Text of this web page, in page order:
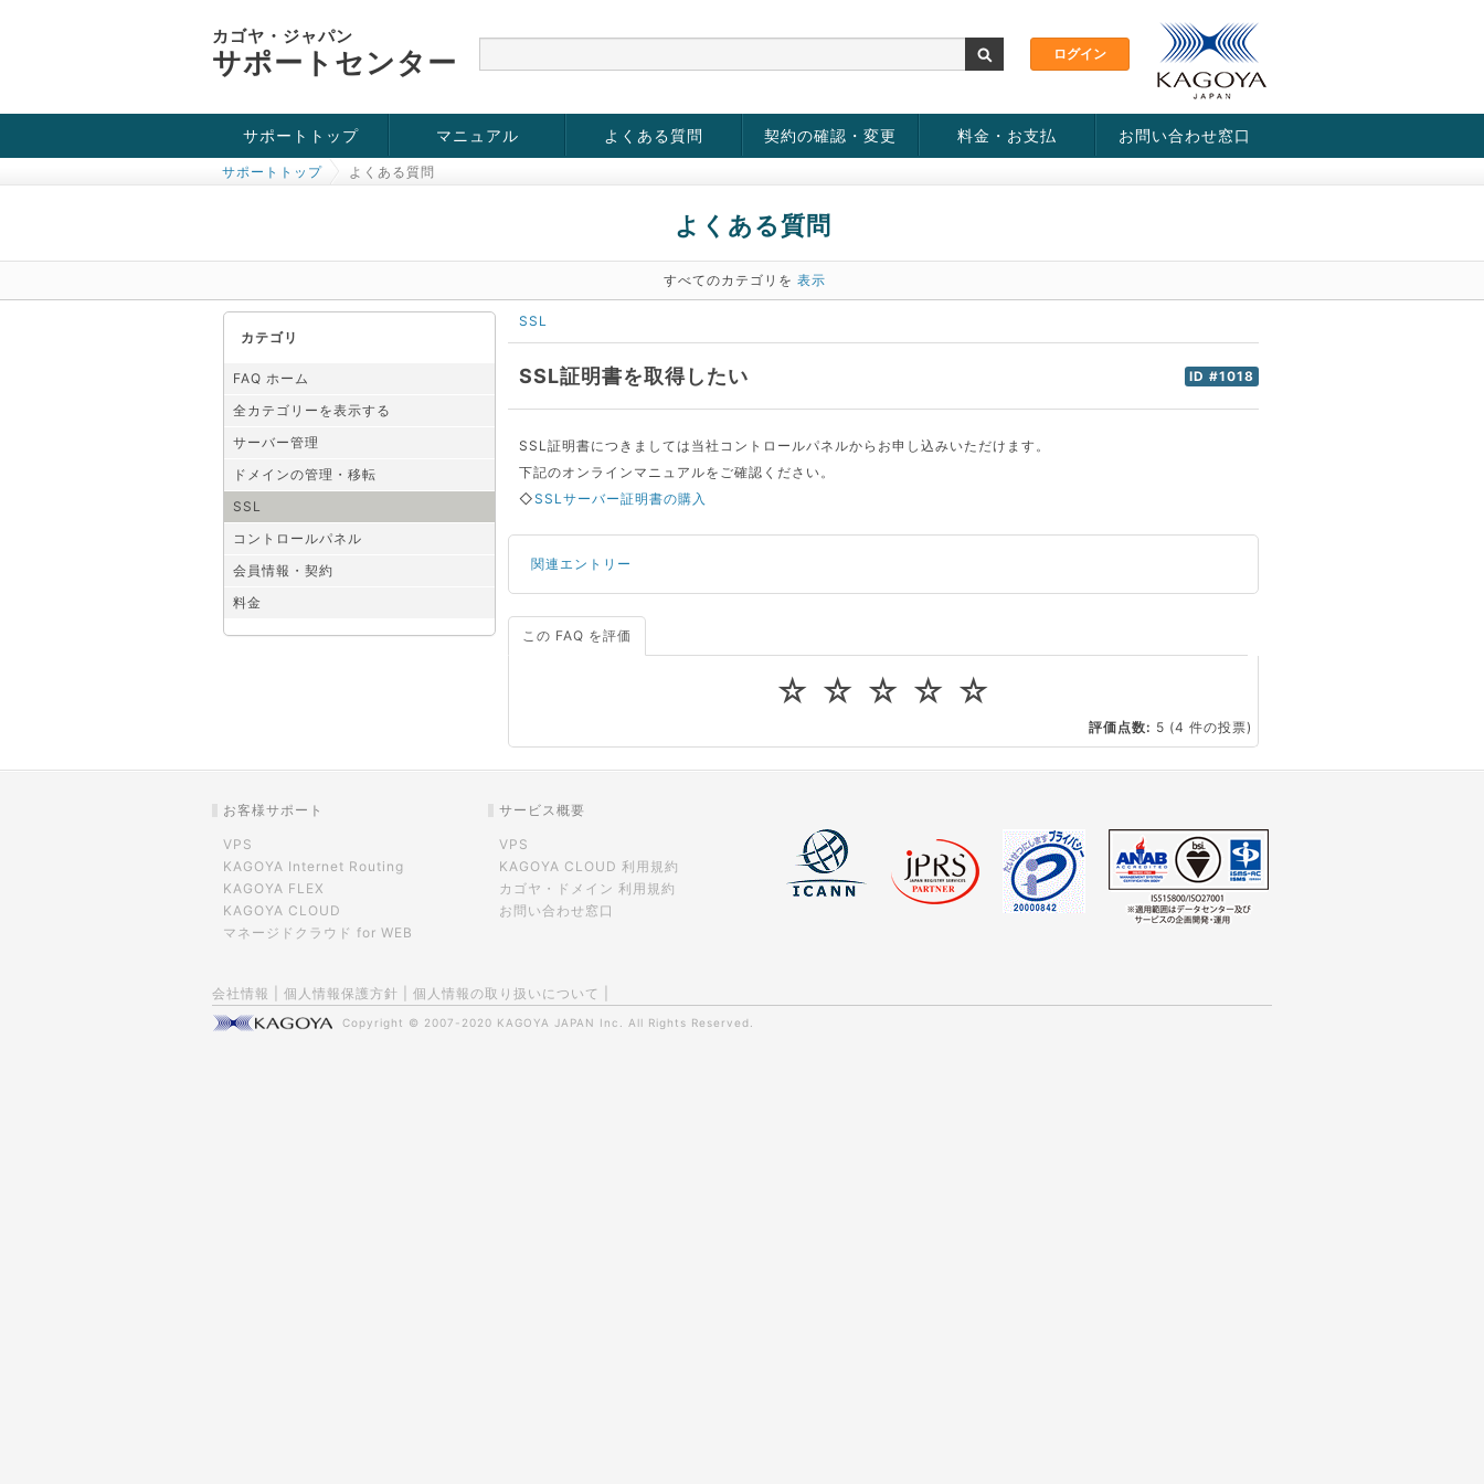
カゴヤ・ジャパン
サポートセンター
サポートトップ
お役立ち情報
チュートリアル
障害・メンテナンス情報
マニュアル よくある質問 契約の確認・変更 料金・お支払 お問い合わせ窓口
サポートトップ よくある質問
よくある質問
すべてのカテゴリを 表示
カテゴリ
FAQ ホーム
全カテゴリーを表示する
サーバー管理
ドメインの管理・移転
SSL
コントロールパネル
会員情報・契約
料金
SSL
ID #1018
SSL証明書を取得したい
SSL証明書につきましては当社コントロールパネルからお申し込みいただけます。
下記のオンラインマニュアルをご確認ください。
◇SSLサーバー証明書の購入
関連エントリー
サーバーが重いので調査してほしい
CPUやメモリをアップグレードしたい
この FAQ を評価
☆
☆
☆
☆
☆
評価点数: 5 (4 件の投票)
お客様サポート
VPS
KAGOYA Internet Routing
KAGOYA FLEX
KAGOYA CLOUD
マネージドクラウド for WEB
サービス概要
VPS
KAGOYA CLOUD 利用規約
カゴヤ・ドメイン 利用規約
お問い合わせ窓口
会社情報 個人情報保護方針 個人情報の取り扱いについて
Copyright © 2007-2020 KAGOYA JAPAN Inc. All Rights Reserved.